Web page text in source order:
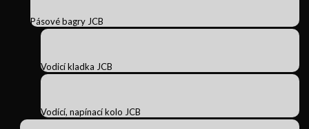
Pásové bagry JCB
Vodicí kladka JCB
Vodící, napínací kolo JCB